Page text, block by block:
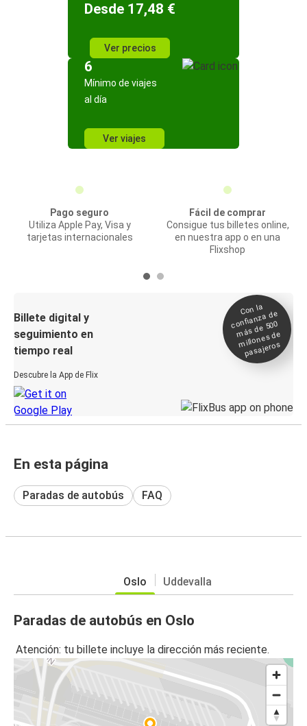
Desde 17,48 €
Ver precios
6
Mínimo de viajes
al día
Ver viajes
Pago seguro
Utiliza Apple Pay, Visa y
tarjetas internacionales
Fácil de comprar
Consigue tus billetes online,
en nuestra app o en una
Flixshop
Billete digital y
seguimiento en
tiempo real
Descubre la App de Flix
Con la
confianza de
más de 500
millones de
pasajeros
En esta página
Paradas de autobús FAQ
Oslo Uddevalla
Paradas de autobús en Oslo
Atención: tu billete incluye la dirección más reciente.